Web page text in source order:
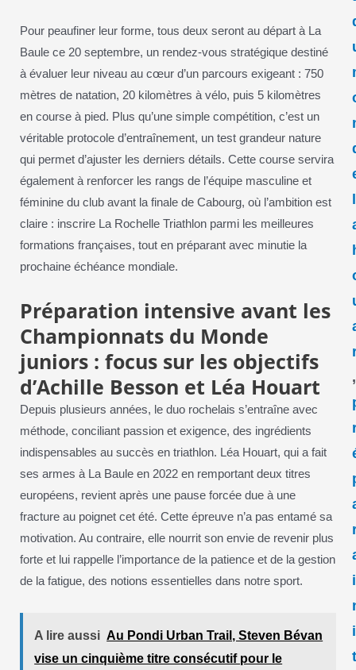
Pour peaufiner leur forme, tous deux seront au départ à La
Baule ce 20 septembre, un rendez-vous stratégique destiné
à évaluer leur niveau au cœur d’un parcours exigeant : 750
mètres de natation, 20 kilomètres à vélo, puis 5 kilomètres
en course à pied. Plus qu’une simple compétition, c’est un
véritable protocole d’entraînement, un test grandeur nature
qui permet d’ajuster les derniers détails. Cette course servira
également à renforcer les rangs de l’équipe masculine et
féminine du club avant la finale de Cabourg, où l’ambition est
claire : inscrire La Rochelle Triathlon parmi les meilleures
formations françaises, tout en préparant avec minutie la
prochaine échéance mondiale.
Préparation intensive avant les
Championnats du Monde
juniors : focus sur les objectifs
d’Achille Besson et Léa Houart
Depuis plusieurs années, le duo rochelais s’entraîne avec
méthode, conciliant passion et exigence, des ingrédients
indispensables au succès en triathlon. Léa Houart, qui a fait
ses armes à La Baule en 2022 en remportant deux titres
européens, revient après une pause forcée due à une
fracture au poignet cet été. Cette épreuve n’a pas entamé sa
motivation. Au contraire, elle nourrit son envie de revenir plus
forte et lui rappelle l’importance de la patience et de la gestion
de la fatigue, des notions essentielles dans notre sport.
A lire aussi Au Pondi Urban Trail, Steven Bévan
vise un cinquième titre consécutif pour le
,